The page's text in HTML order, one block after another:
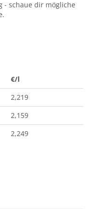
- schaue dir mögliche
€/l
2,219
2,159
2,249